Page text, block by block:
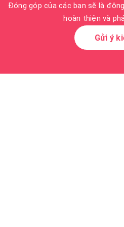
Đóng góp của các bạn sẽ là
hoàn thiện và
Gửi ý